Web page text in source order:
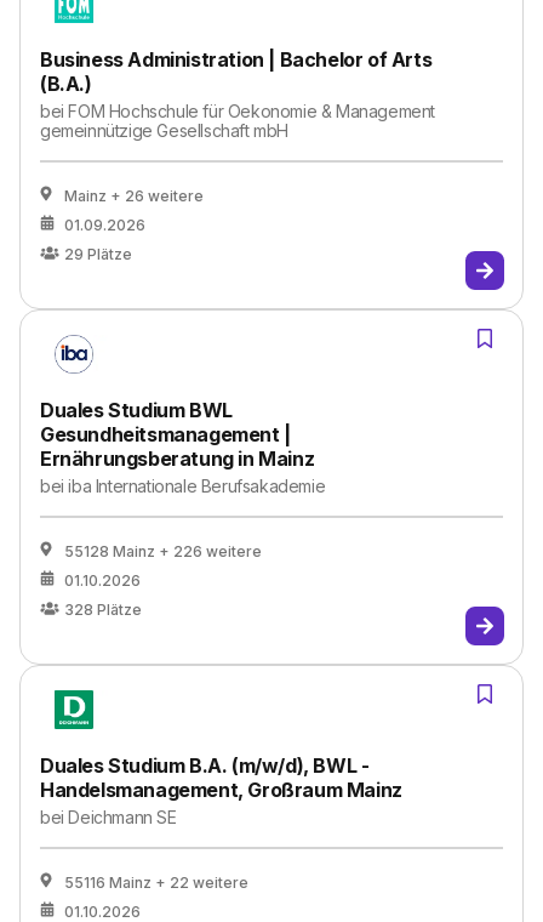
Business Administration | Bachelor of Arts
(B.A.)
beiFOM Hochschule für Oekonomie & Management
gemeinnützige Gesellschaft mbH
Mainz + 26 weitere
01.09.2026
29 Plätze
Duales Studium BWL
Gesundheitsmanagement |
Ernährungsberatung in Mainz
beiiba Internationale Berufsakademie
55128 Mainz + 226 weitere
01.10.2026
328 Plätze
Duales Studium B.A. (m/w/d), BWL -
Handelsmanagement, Großraum Mainz
beiDeichmann SE
55116 Mainz + 22 weitere
01.10.2026